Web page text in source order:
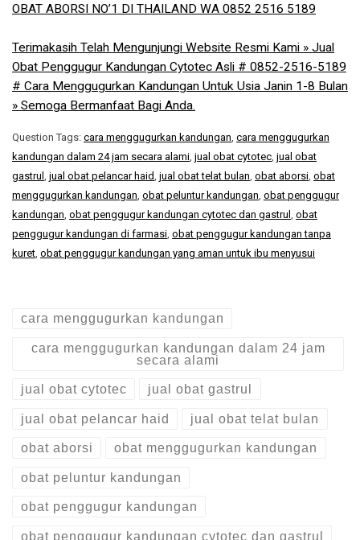
OBAT ABORSI NO’1 DI THAILAND WA 0852 2516 5189
Terimakasih Telah Mengunjungi Website Resmi Kami » Jual
Obat Penggugur Kandungan Cytotec Asli # 0852-2516-5189
# Cara Menggugurkan Kandungan Untuk Usia Janin 1-8 Bulan
» Semoga Bermanfaat Bagi Anda.
Question Tags: cara menggugurkan kandungan cara menggugurkan
kandungan dalam 24 jam secara alami jual obat cytotec jual obat
gastrul jual obat pelancar haid jual obat telat bulan obat aborsi obat
menggugurkan kandungan obat peluntur kandungan obat penggugur
kandungan obat penggugur kandungan cytotec dan gastrul obat
penggugur kandungan di farmasi obat penggugur kandungan tanpa
kuret obat penggugur kandungan yang aman untuk ibu menyusui
cara menggugurkan kandungan
cara menggugurkan kandungan dalam 24 jam
secara alami
jual obat cytotec jual obat gastrul
jual obat pelancar haid jual obat telat bulan
obat aborsi obat menggugurkan kandungan
obat peluntur kandungan
obat penggugur kandungan
obat penggugur kandungan cytotec dan gastrul